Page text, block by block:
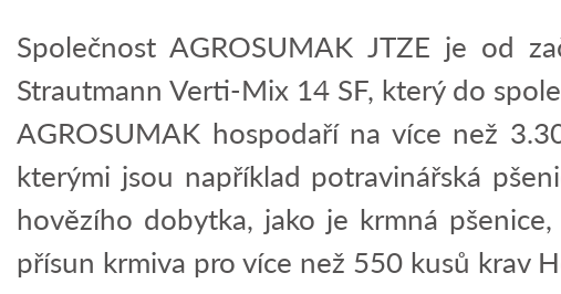
Společnost AGROSUMAK JTZE je od
Strautmann Verti-Mix 14 SF, který do
AGROSUMAK hospodaří na více než
kterými jsou například potravinářská
hovězího dobytka, jako je krmná
přísun krmiva pro více než 550 kusů krav